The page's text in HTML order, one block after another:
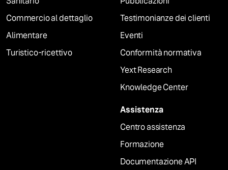
Commercio al dettaglio
Alimentare
Turistico-ricettivo
Testimonianze dei clienti
Eventi
Conformità normativa
Yext Research
Knowledge Center
Assistenza
Centro assistenza
Formazione
Documentazione API